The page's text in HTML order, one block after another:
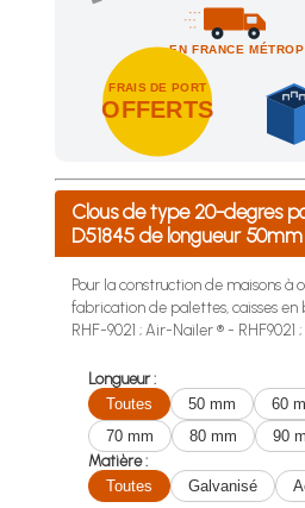
EN FRANCE
FRAIS DE PORT
OFFERTS
Achetez 4 sachets ou boîtes
Clous de type 20-degres
D51845 de longueur
Pour la construction de maisons à
fabrication de palettes, caisses en
RHF-9021 ; Air-Nailer ® - RHF9021
Longueur :
Toutes
50 mm 60
70 mm
80 mm
90
Matière :
Toutes
Galvanisé